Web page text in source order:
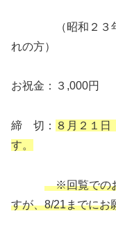
（昭和２３年１
れの方）
お祝金：３,000円
締 切： ８月２１日
す。
※回覧での
すが、8/21までにお